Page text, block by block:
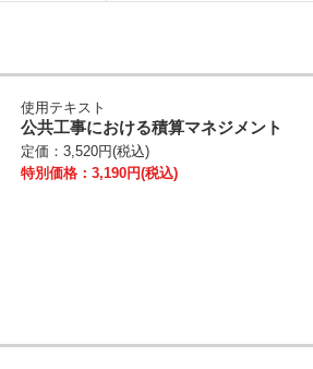
使用テキスト
公共工事における積算マネジメント
定価：3,520円(税込)
特別価格：3,190円(税込)